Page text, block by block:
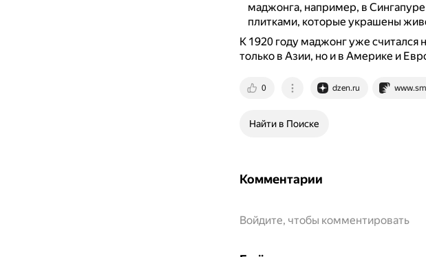
маджонга, например, в
плитками, которые украшены
К 1920 году маджонг уже считался
только в Азии, но и в Америке и
0 dzen.ru
Найти в Поиске
Комментарии
Войдите, чтобы комментировать